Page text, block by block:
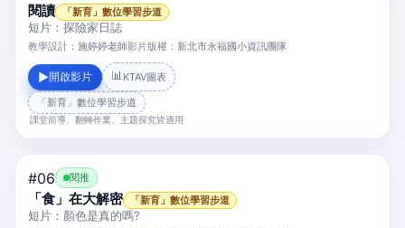
閱讀 「新育」數位學習步道
短片：探險家日誌
教學設計： 施婷婷老師影片版權： 新北市永福國小資訊團隊
▶開啟影片 📊 KTAV圖表
「新育」數位學習步道
課堂前導、翻轉作業、主題探究皆適用
#06 閱推
「食」在大解密 「新育」數位學習步道
短片：顏色是真的嗎?